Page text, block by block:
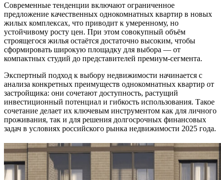
Современные тенденции включают ограниченное
предложение качественных однокомнатных квартир в новых
жилых комплексах, что приводит к умеренному, но
устойчивому росту цен. При этом совокупный объём
строящегося жилья остаётся достаточно высоким, чтобы
сформировать широкую площадку для выбора — от
компактных студий до представителей премиум-сегмента.
Экспертный подход к выбору недвижимости начинается с
анализа конкретных преимуществ однокомнатных квартир от
застройщика: они сочетают доступность, растущий
инвестиционный потенциал и гибкость использования. Такое
сочетание делает их ключевым инструментом как для личного
проживания, так и для решения долгосрочных финансовых
задач в условиях российского рынка недвижимости 2025 года.